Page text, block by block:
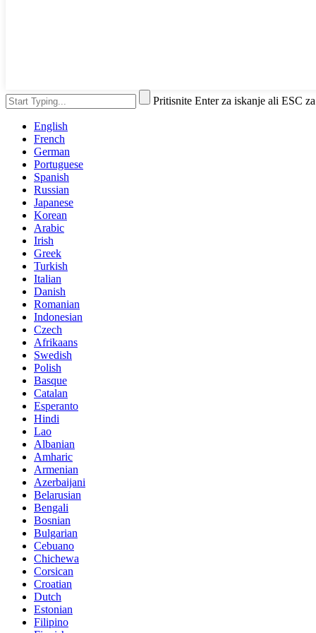
Pritisnite Enter za iskanje ali ESC
English
French
German
Portuguese
Spanish
Russian
Japanese
Korean
Arabic
Irish
Greek
Turkish
Italian
Danish
Romanian
Indonesian
Czech
Afrikaans
Swedish
Polish
Basque
Catalan
Esperanto
Hindi
Lao
Albanian
Amharic
Armenian
Azerbaijani
Belarusian
Bengali
Bosnian
Bulgarian
Cebuano
Chichewa
Corsican
Croatian
Dutch
Estonian
Filipino